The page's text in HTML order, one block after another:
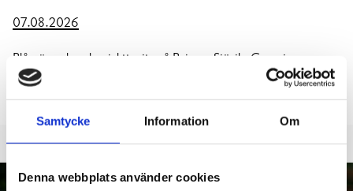
Samtycke Information Om
Denna webbplats använder cookies
07.08.2026
Blågröna alger har iakttagits på Bajons, Sjövik, Campingen,
Knipan och Gumnäs badstränder. Algerna kan vara giftiga. I och
med att algläget kan förändras